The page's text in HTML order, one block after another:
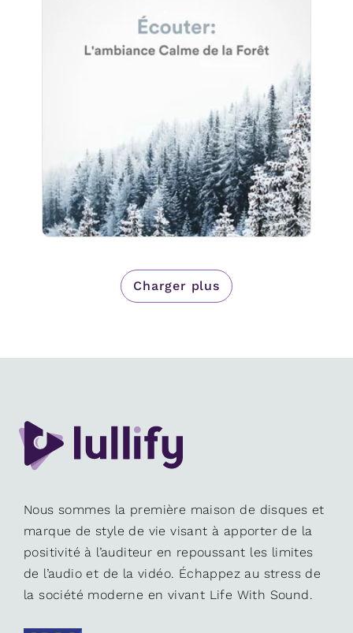
Écouter: L'ambiance Calme
Jouer
15 suiveurs
Charger plus
Nous sommes la première maison de disques et
marque de style de vie visant à apporter de la
positivité à l’auditeur en repoussant les limites
de l’audio et de la vidéo. Échappez au stress de
la société moderne en vivant Life With Sound.